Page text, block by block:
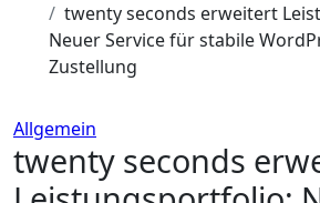
twenty seconds erweitert
Neuer Service für stabile
Zustellung
Allgemein
twenty seconds